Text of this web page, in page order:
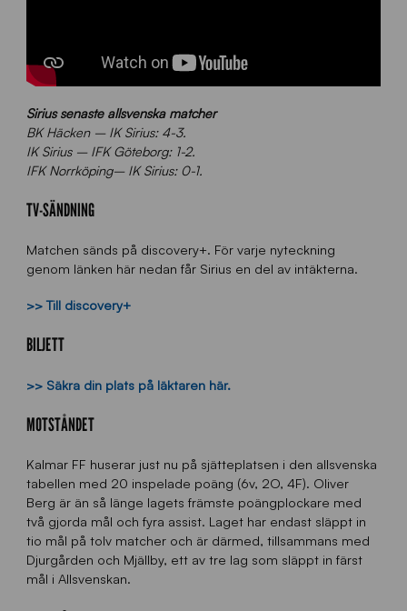
Sirius senaste allsvenska matcher
BK Häcken – IK Sirius: 4-3.
IK Sirius – IFK Göteborg: 1-2.
IFK Norrköping– IK Sirius: 0-1.
TV-SÄNDNING
Matchen sänds på discovery+. För varje nyteckning
genom länken här nedan får Sirius en del av intäkterna.
>> Till discovery+
BILJETT
>> Säkra din plats på läktaren här.
MOTSTÅNDET
Kalmar FF huserar just nu på sjätteplatsen i den allsvenska
tabellen med 20 inspelade poäng (6v, 2O, 4F). Oliver
Berg är än så länge lagets främste poängplockare med
två gjorda mål och fyra assist. Laget har endast släppt in
tio mål på tolv matcher och är därmed, tillsammans med
Djurgården och Mjällby, ett av tre lag som släppt in färst
mål i Allsvenskan.